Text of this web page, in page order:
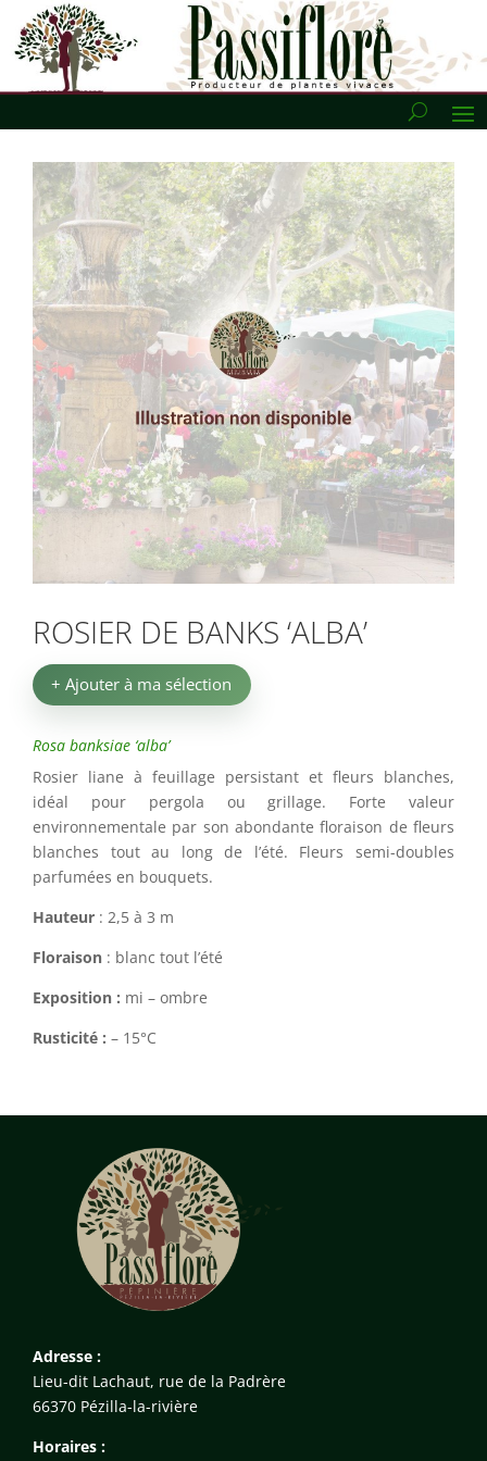
ROSIER DE BANKS ‘ALBA’
+ Ajouter à ma sélection
Rosa banksiae ‘alba’
Rosier liane à feuillage persistant et fleurs blanches,
idéal pour pergola ou grillage. Forte valeur
environnementale par son abondante floraison de fleurs
blanches tout au long de l’été. Fleurs semi-doubles
parfumées en bouquets.
Hauteur : 2,5 à 3 m
Floraison : blanc tout l’été
Exposition : mi – ombre
Rusticité : – 15°C
Adresse :
Lieu-dit Lachaut, rue de la Padrère
66370 Pézilla-la-rivière
Horaires :